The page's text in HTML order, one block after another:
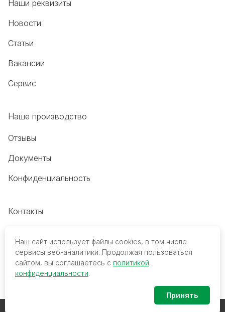
Наши реквизиты
Новости
Статьи
Вакансии
Сервис
Наше производство
Отзывы
Документы
Конфиденциальность
Контакты
8 (800) 700-68-45
trade@mediko.ru
Наш сайт использует файлы cookies, в том числе
сервисы веб-аналитики. Продолжая пользоваться
сайтом, вы соглашаетесь с политикой
конфиденциальности.
Принять